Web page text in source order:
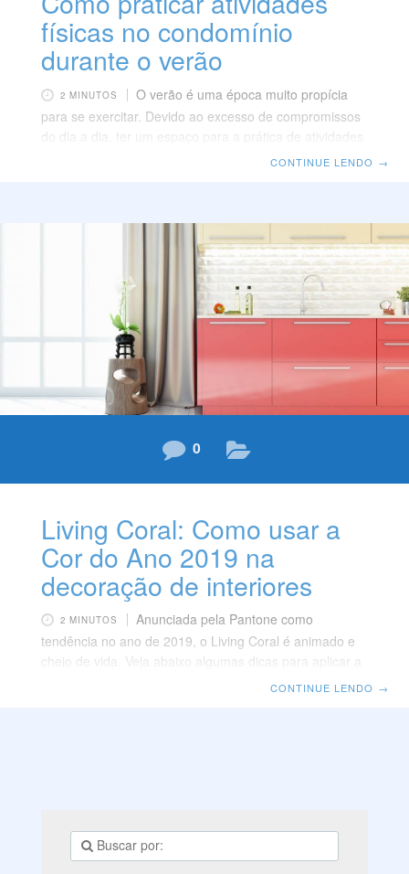
físicas no condomínio
durante o verão
2 MINUTOS
O verão é uma época muito propícia
para se exercitar. Devido ao excesso de compromissos
do dia a dia, ter um espaço para a prática de atividades
físicas no condomínio representa uma grande
a facilidade de acesso, a comodidade de praticar as
atividades físicas sem sair de casa e a convivência com
os outros moradores. Os Espaços
CONTINUE LENDO →
0
Living Coral: Como usar a
Cor do Ano 2019 na
decoração de interiores
2 MINUTOS
Anunciada pela Pantone como
tendência no ano de 2019, o Living Coral é animado e
cheio de vida. Veja abaixo algumas dicas para aplicar a
cor na decoração dos ambientes. CombinaçõesCONTINUE LENDO →